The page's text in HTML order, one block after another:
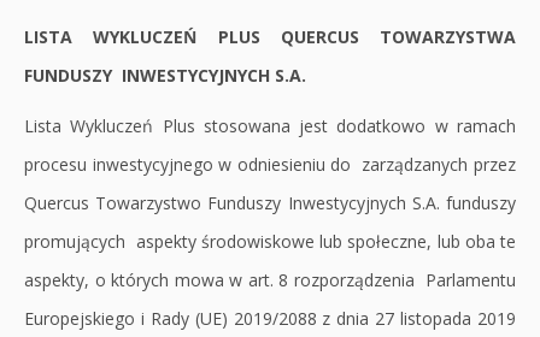
LISTA WYKLUCZEŃ PLUS QUERCUS TOWARZYSTWA
FUNDUSZY INWESTYCYJNYCH S.A.
Lista Wykluczeń Plus stosowana jest dodatkowo w ramach
procesu inwestycyjnego w odniesieniu do zarządzanych przez
Quercus Towarzystwo Funduszy Inwestycyjnych S.A. funduszy
promujących aspekty środowiskowe lub społeczne, lub oba te
aspekty, o których mowa w art. 8 rozporządzenia Parlamentu
Europejskiego i Rady (UE) 2019/2088 z dnia 27 listopada 2019